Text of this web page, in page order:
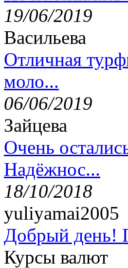
19/06/2019
Васильева
Отличная
моло...
06/06/2019
Зайцева
Очень
Надёжнос...
18/10/2018
yuliyamai2005
Добрый день!
Курсы валют